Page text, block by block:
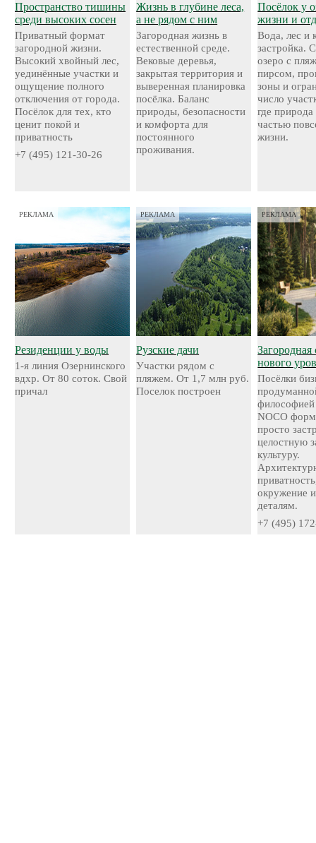
Пространство тишины
среди высоких сосен
Приватный формат
загородной жизни.
Высокий хвойный лес,
уединённые участки и
ощущение полного
отключения от города.
Посёлок для тех, кто
ценит покой и
приватность
+7 (495) 121-30-26
Жизнь в глубине леса,
а не рядом с ним
Загородная жизнь в
естественной среде.
Вековые деревья,
закрытая территория и
выверенная планировка
посёлка. Баланс
природы, безопасности
и комфорта для
постоянного
проживания.
Посёлок у
жизни и
Вода, лес и
застройка.
озеро с
пирсом,
зоны и
число
где природа
частью
жизни.
РЕКЛАМА
Резиденции у воды
1-я линия Озернинского
вдхр. От 80 соток. Свой
причал
РЕКЛАМА
Рузские дачи
Участки рядом с
пляжем. От 1,7 млн руб.
Поселок построен
РЕКЛАМА
Загородная
нового
Посёлки
NOCO
просто
целостную
культуру.
окружение
деталям.
+7 (495)